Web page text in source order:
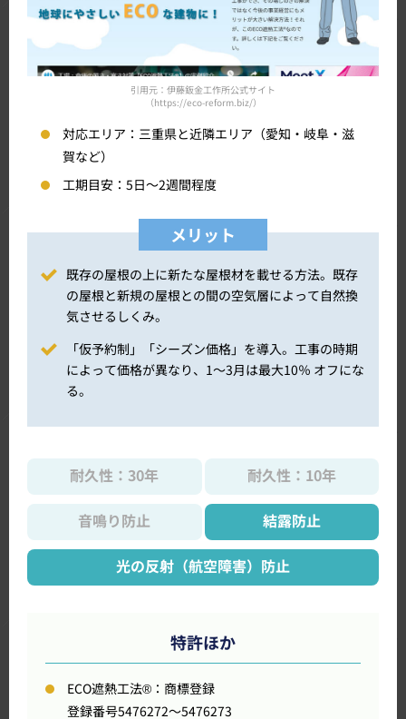
引用元：伊藤鈑金工作所公式サイト
（https://eco-reform.biz/）
対応エリア： 三重県と近隣エリア（愛知・岐阜・滋
賀など）
工期目安： 5日～2週間程度
メリット
既存の屋根の上に新たな屋根材を載せる方法。既存
の屋根と新規の屋根との間の空気層によって自然換
気させるしくみ。
「仮予約制」「シーズン価格」を導入。工事の時期
によって価格が異なり、1～3月は最大10％ オフにな
る。
耐久性：30年 耐久性：10年
音鳴り防止 結露防止
光の反射（航空障害）防止
特許ほか
ECO遮熱工法®：商標登録
登録番号5476272～5476273